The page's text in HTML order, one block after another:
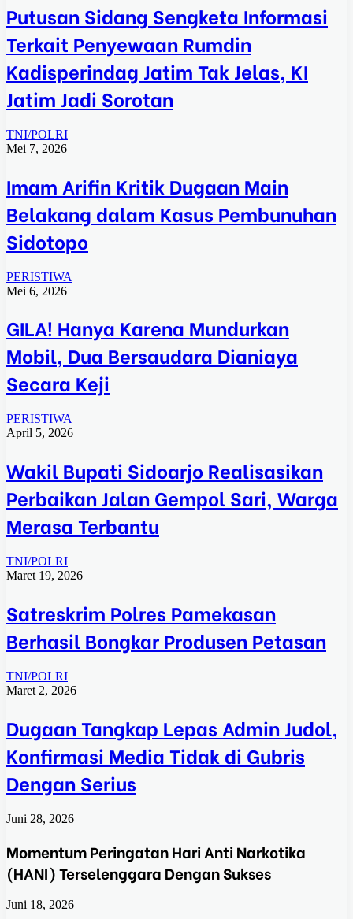
Putusan Sidang Sengketa Informasi
Terkait Penyewaan Rumdin
Kadisperindag Jatim Tak Jelas, KI
Jatim Jadi Sorotan
TNI/POLRI
Mei 7, 2026
Imam Arifin Kritik Dugaan Main
Belakang dalam Kasus Pembunuhan
Sidotopo
PERISTIWA
Mei 6, 2026
GILA! Hanya Karena Mundurkan
Mobil, Dua Bersaudara Dianiaya
Secara Keji
PERISTIWA
April 5, 2026
Wakil Bupati Sidoarjo Realisasikan
Perbaikan Jalan Gempol Sari, Warga
Merasa Terbantu
TNI/POLRI
Maret 19, 2026
Satreskrim Polres Pamekasan
Berhasil Bongkar Produsen Petasan
TNI/POLRI
Maret 2, 2026
Dugaan Tangkap Lepas Admin Judol,
Konfirmasi Media Tidak di Gubris
Dengan Serius
Juni 28, 2026
Momentum Peringatan Hari Anti Narkotika
(HANI) Terselenggara Dengan Sukses
Juni 18, 2026